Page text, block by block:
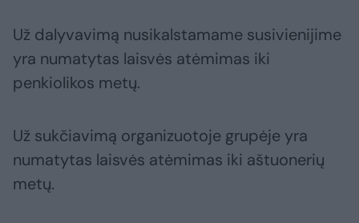
Už dalyvavimą nusikalstamame susivienijime
yra numatytas laisvės atėmimas iki
penkiolikos metų.
Už sukčiavimą organizuotoje grupėje yra
numatytas laisvės atėmimas iki aštuonerių
metų.